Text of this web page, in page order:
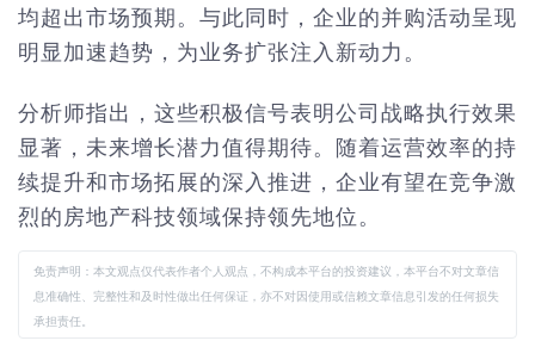
均超出市场预期。与此同时，企业的并购活动呈现
明显加速趋势，为业务扩张注入新动力。
分析师指出，这些积极信号表明公司战略执行效果
显著，未来增长潜力值得期待。随着运营效率的持
续提升和市场拓展的深入推进，企业有望在竞争激
烈的房地产科技领域保持领先地位。
免责声明：本文观点仅代表作者个人观点，不构成本平台的投资建议，本平台不对文章信
息准确性、完整性和及时性做出任何保证，亦不对因使用或信赖文章信息引发的任何损失
承担责任。